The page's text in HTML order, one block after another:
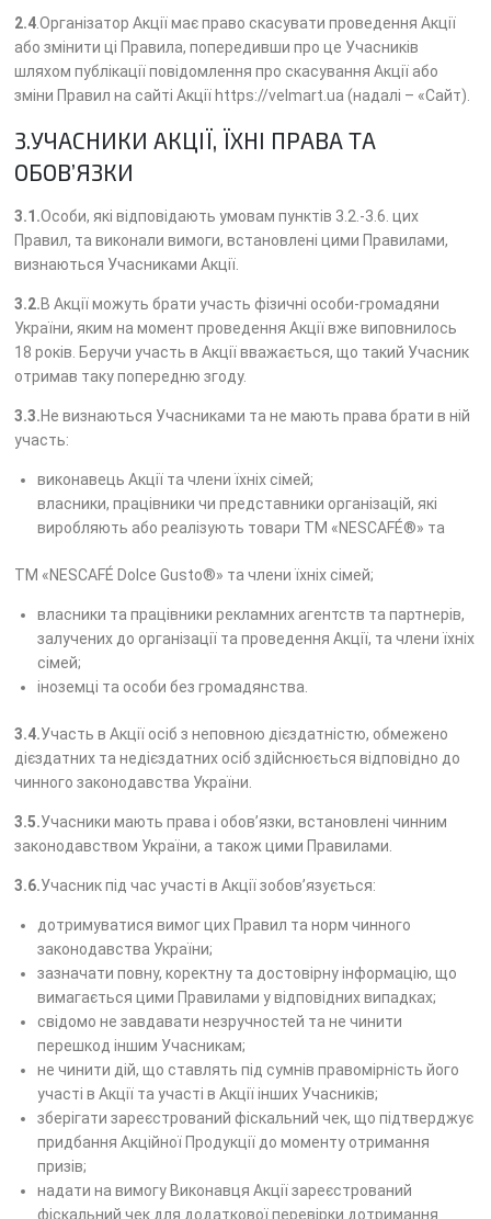
2.4.Організатор Акції має право скасувати проведення Акції
або змінити ці Правила, попередивши про це Учасників
шляхом публікації повідомлення про скасування Акції або
зміни Правил на сайті Акції https://velmart.ua (надалі – «Сайт).
3.УЧАСНИКИ АКЦІЇ, ЇХНІ ПРАВА ТА
ОБОВ’ЯЗКИ
3.1.Особи, які відповідають умовам пунктів 3.2.-3.6. цих
Правил, та виконали вимоги, встановлені цими Правилами,
визнаються Учасниками Акції.
3.2.В Акції можуть брати участь фізичні особи-громадяни
України, яким на момент проведення Акції вже виповнилось
18 років. Беручи участь в Акції вважається, що такий Учасник
отримав таку попередню згоду.
3.3.Не визнаються Учасниками та не мають права брати в ній
участь:
виконавець Акції та члени їхніх сімей;
власники, працівники чи представники організацій, які
виробляють або реалізують товари ТМ «NESCAFÉ®» та
ТМ «NESCAFÉ Dolce Gusto®» та члени їхніх сімей;
власники та працівники рекламних агентств та партнерів,
залучених до організації та проведення Акції, та члени їхніх
сімей;
іноземці та особи без громадянства.
3.4.Участь в Акції осіб з неповною дієздатністю, обмежено
дієздатних та недієздатних осіб здійснюється відповідно до
чинного законодавства України.
3.5.Учасники мають права і обов’язки, встановлені чинним
законодавством України, а також цими Правилами.
3.6.Учасник під час участі в Акції зобов’язується:
дотримуватися вимог цих Правил та норм чинного
законодавства України;
зазначати повну, коректну та достовірну інформацію, що
вимагається цими Правилами у відповідних випадках;
свідомо не завдавати незручностей та не чинити
перешкод іншим Учасникам;
не чинити дій, що ставлять під сумнів правомірність його
участі в Акції та участі в Акції інших Учасників;
зберігати зареєстрований фіскальний чек, що підтверджує
придбання Акційної Продукції до моменту отримання
призів;
надати на вимогу Виконавця Акції зареєстрований
фіскальний чек для додаткової перевірки дотримання